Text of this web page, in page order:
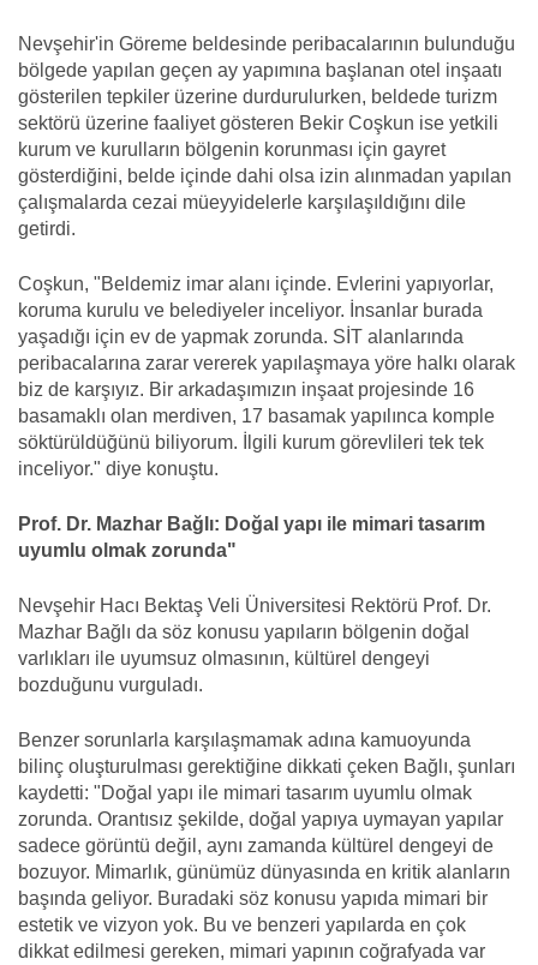
Nevşehir'in Göreme beldesinde peribacalarının bulunduğu
bölgede yapılan geçen ay yapımına başlanan otel inşaatı
gösterilen tepkiler üzerine durdurulurken, beldede turizm
sektörü üzerine faaliyet gösteren Bekir Coşkun ise yetkili
kurum ve kurulların bölgenin korunması için gayret
gösterdiğini, belde içinde dahi olsa izin alınmadan yapılan
çalışmalarda cezai müeyyidelerle karşılaşıldığını dile
getirdi.
Coşkun, "Beldemiz imar alanı içinde. Evlerini yapıyorlar,
koruma kurulu ve belediyeler inceliyor. İnsanlar burada
yaşadığı için ev de yapmak zorunda. SİT alanlarında
peribacalarına zarar vererek yapılaşmaya yöre halkı olarak
biz de karşıyız. Bir arkadaşımızın inşaat projesinde 16
basamaklı olan merdiven, 17 basamak yapılınca komple
söktürüldüğünü biliyorum. İlgili kurum görevlileri tek tek
inceliyor." diye konuştu.
Prof. Dr. Mazhar Bağlı: Doğal yapı ile mimari tasarım
uyumlu olmak zorunda"
Nevşehir Hacı Bektaş Veli Üniversitesi Rektörü Prof. Dr.
Mazhar Bağlı da söz konusu yapıların bölgenin doğal
varlıkları ile uyumsuz olmasının, kültürel dengeyi
bozduğunu vurguladı.
Benzer sorunlarla karşılaşmamak adına kamuoyunda
bilinç oluşturulması gerektiğine dikkati çeken Bağlı, şunları
kaydetti: "Doğal yapı ile mimari tasarım uyumlu olmak
zorunda. Orantısız şekilde, doğal yapıya uymayan yapılar
sadece görüntü değil, aynı zamanda kültürel dengeyi de
bozuyor. Mimarlık, günümüz dünyasında en kritik alanların
başında geliyor. Buradaki söz konusu yapıda mimari bir
estetik ve vizyon yok. Bu ve benzeri yapılarda en çok
dikkat edilmesi gereken, mimari yapının coğrafyada var